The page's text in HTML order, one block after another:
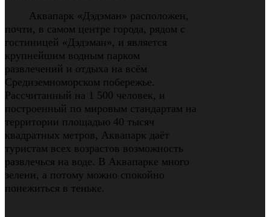
Аквапарк «Дэдэман» расположен,
почти, в самом центре города, рядом с
гостиницей «Дэдэман», и является
крупнейшим водным парком
развлечений и отдыха на всём
Средиземноморском побережье.
Рассчитанный на 1 500 человек, и
построенный по мировым стандартам на
территории площадью 40 тысяч
квадратных метров, Аквапарк даёт
туристам всех возрастов возможность
развлечься на воде. В Аквапарке много
зелени, а потому можно спокойно
понежиться в теньке.